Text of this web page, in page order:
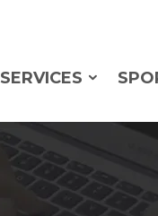
SERVICES